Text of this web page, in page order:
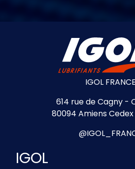
IGOL FRANCE
614 rue de Cagny -
80094 Amiens
IGOL